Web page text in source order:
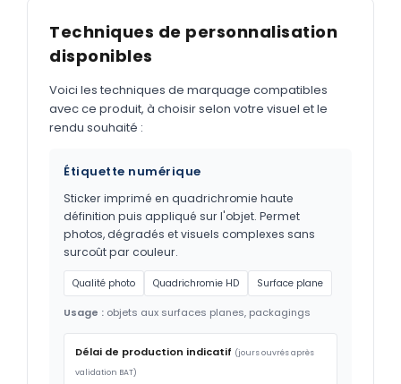
Techniques de personnalisation
disponibles
Voici les techniques de marquage compatibles
avec ce produit, à choisir selon votre visuel et le
rendu souhaité :
Étiquette numérique
Sticker imprimé en quadrichromie haute
définition puis appliqué sur l'objet. Permet
photos, dégradés et visuels complexes sans
surcoût par couleur.
Qualité photo Quadrichromie HD Surface plane
Usage : objets aux surfaces planes, packagings
Délai de production indicatif (jours ouvrés après
validation BAT)